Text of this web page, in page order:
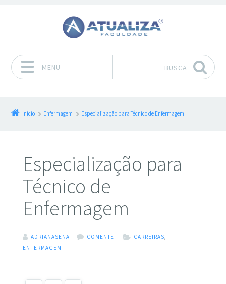
MENU BUSCA
Início Enfermagem Especialização para Técnico de Enfermagem
Especialização para
Técnico de
Enfermagem
ADRIANASENA COMENTE! CARREIRAS
ENFERMAGEM